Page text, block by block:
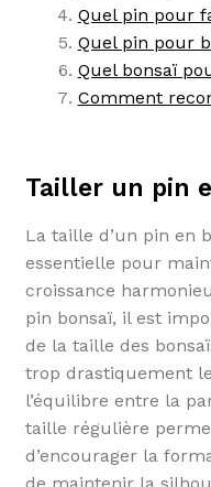
Quel pin pour
Quel pin pour
Quel bonsaï
Comment
Tailler un pin
La taille d’un pin en
essentielle pour
croissance
pin bonsaï, il est
de la taille des
trop drastiquement
l’équilibre entre la
taille régulière
d’encourager la